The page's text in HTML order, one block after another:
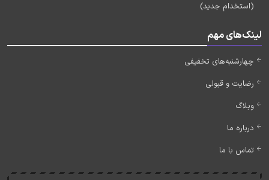
(استخدام جدید)
لینک‌های مهم
چهارشنبه‌های تخفیفی
رضایت و قبولی
وبلاگ
درباره ما
تماس با ما